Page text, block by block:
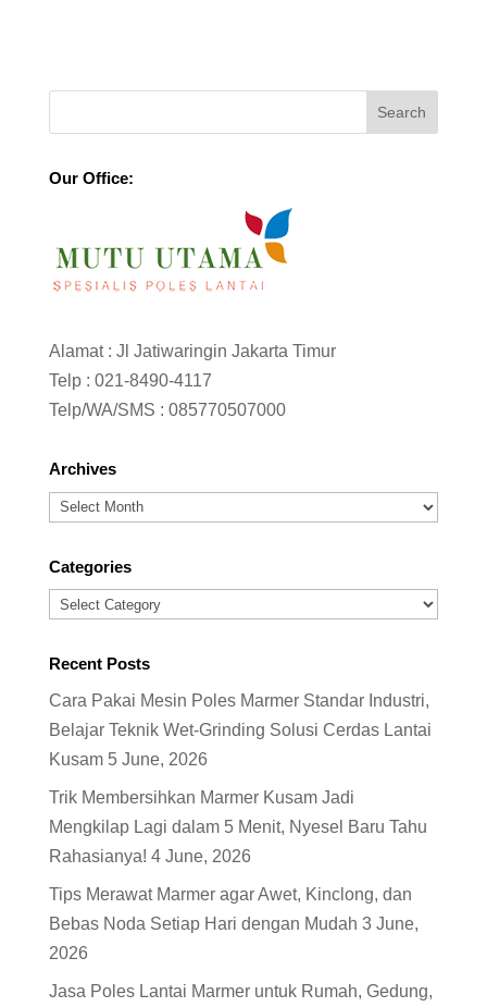
Our Office:
Alamat : Jl Jatiwaringin Jakarta Timur
Telp : 021-8490-4117
Telp/WA/SMS : 085770507000
Archives
Archives
Categories
Categories
Recent Posts
Cara Pakai Mesin Poles Marmer Standar Industri,
Belajar Teknik Wet-Grinding Solusi Cerdas Lantai
Kusam 5 June, 2026
Trik Membersihkan Marmer Kusam Jadi
Mengkilap Lagi dalam 5 Menit, Nyesel Baru Tahu
Rahasianya! 4 June, 2026
Tips Merawat Marmer agar Awet, Kinclong, dan
Bebas Noda Setiap Hari dengan Mudah 3 June,
2026
Jasa Poles Lantai Marmer untuk Rumah, Gedung,